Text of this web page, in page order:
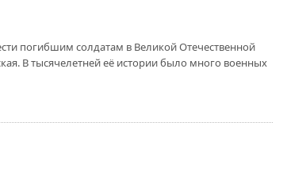
погибшим солдатам в Великой Отечественной
В тысячелетней её истории было много военных